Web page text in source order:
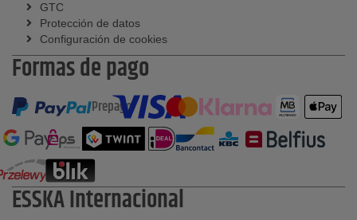
GTC
Protección de datos
Configuración de cookies
Formas de pago
Prepago
ESSKA Internacional